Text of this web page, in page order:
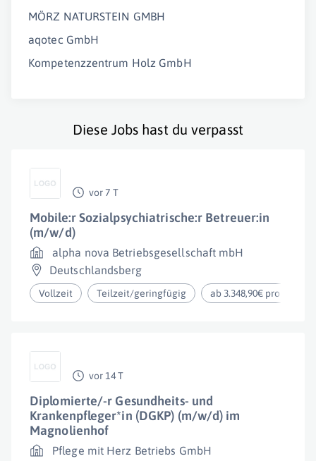
MÖRZ NATURSTEIN GMBH
aqotec GmbH
Kompetenzzentrum Holz GmbH
Diese Jobs hast du verpasst
vor 7 T
Mobile:r Sozialpsychiatrische:r Betreuer:in
(m/w/d)
alpha nova Betriebsgesellschaft mbH
Deutschlandsberg
Vollzeit Teilzeit/geringfügig ab 3.348,90€ pro Monat
vor 14 T
Diplomierte/-r Gesundheits- und
Krankenpfleger*in (DGKP) (m/w/d) im
Magnolienhof
Pflege mit Herz Betriebs GmbH